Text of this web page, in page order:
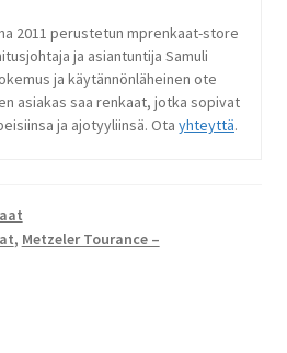
2011 perustetun mprenkaat-store
ja asiantuntija Samuli
ja käytännönläheinen ote
asiakas saa renkaat, jotka sopivat
ja ajotyyliinsä. Ota yhteyttä.
, Metzeler Tourance –